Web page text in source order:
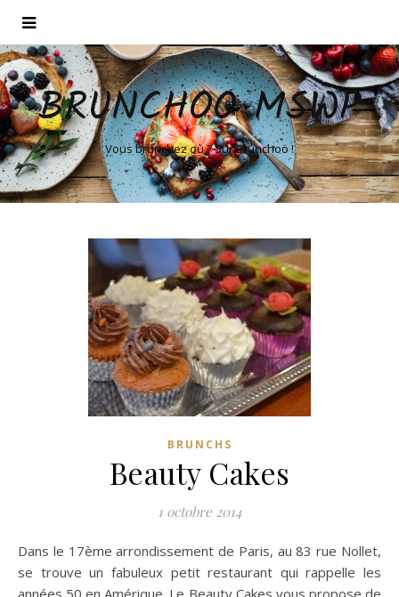
BRUNCHOO MSWP
Vous brunchez où ? Sur Brunchoo !
BRUNCHS
Beauty Cakes
1 octobre 2014
Dans le 17ème arrondissement de Paris, au 83 rue Nollet,
se trouve un fabuleux petit restaurant qui rappelle les
années 50 en Amérique. Le Beauty Cakes vous propose de